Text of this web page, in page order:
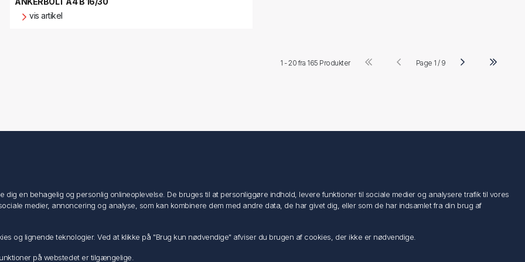
vis artikel
1 - 20 fra 165 Produkter Page 1 / 9
Ordrer
en behagelig og personlig onlineoplevelse. De bruges til at personliggøre indhold, levere funktioner til sociale medier og analysere trafik til vores
medier, annoncering og analyse, som kan kombinere dem med andre data, de har givet dig, eller som de har indsamlet fra din brug af
og lignende teknologier. Ved at klikke på "Brug kun nødvendige" afviser du brugen af cookies, der ikke er nødvendige.
på webstedet er tilgængelige.